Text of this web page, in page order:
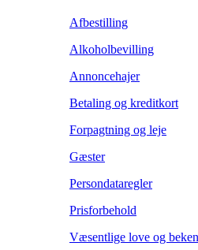
Afbestilling
Alkoholbevilling
Annoncehajer
Betaling og kreditkort
Forpagtning og leje
Gæster
Persondataregler
Prisforbehold
Væsentlige love og